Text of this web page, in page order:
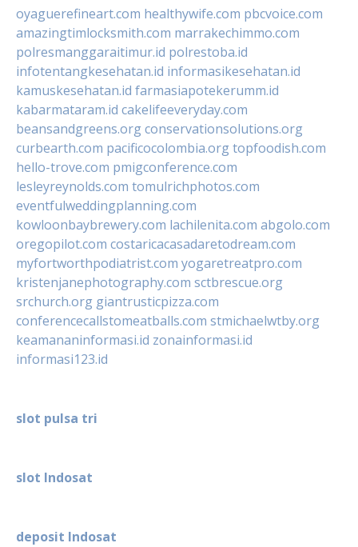
oyaguerefineart.com healthywife.com pbcvoice.com
amazingtimlocksmith.com marrakechimmo.com
polresmanggaraitimur.id polrestoba.id
infotentangkesehatan.id informasikesehatan.id
kamuskesehatan.id farmasiapotekerumm.id
kabarmataram.id cakelifeeveryday.com
beansandgreens.orgconservationsolutions.org
curbearth.com pacificocolombia.orgtopfoodish.com
hello-trove.com pmigconference.com
lesleyreynolds.com tomulrichphotos.com
eventfulweddingplanning.com
kowloonbaybrewery.com lachilenita.com abgolo.com
oregopilot.com costaricacasadaretodream.com
myfortworthpodiatrist.com yogaretreatpro.com
kristenjanephotography.com sctbrescue.org
srchurch.org giantrusticpizza.com
conferencecallstomeatballs.com stmichaelwtby.org
keamananinformasi.id zonainformasi.id
informasi123.id
slot pulsa tri
slot Indosat
deposit Indosat